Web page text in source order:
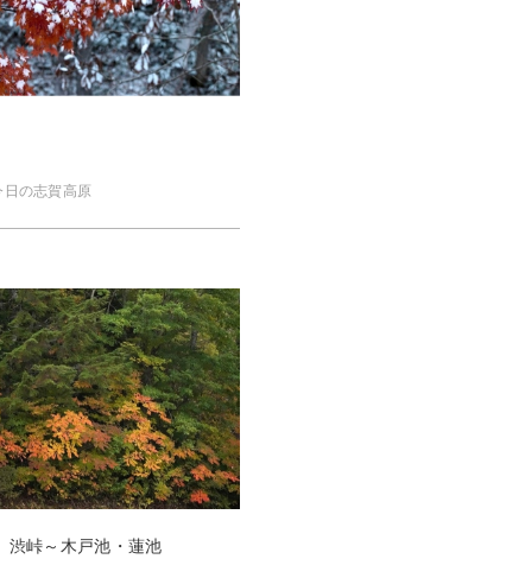
日の志賀高原
峠～木戸池・蓮池
について
般について